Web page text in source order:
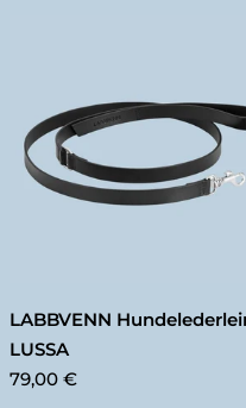
LABBVENN
LUSSA
79,00 €